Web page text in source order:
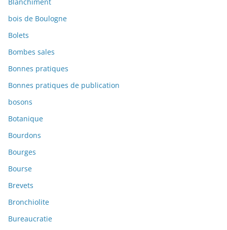
bois de Boulogne
Bolets
Bombes sales
Bonnes pratiques
Bonnes pratiques de publication
bosons
Botanique
Bourdons
Bourges
Bourse
Brevets
Bronchiolite
Bureaucratie